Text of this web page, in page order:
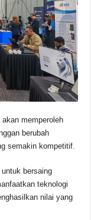
memperoleh
berubah
semakin kompetitif.
untuk bersaing
teknologi
nilai yang